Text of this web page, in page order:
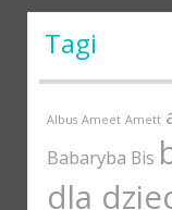
Tagi
Albus Ameet Amett
Babaryba Bis
dla